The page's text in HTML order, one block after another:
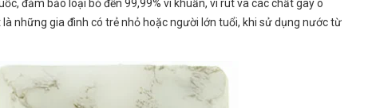
đảm bảo loại bỏ đến 99,99% vi khuẩn, vi rút và các chất gây ô
những gia đình có trẻ nhỏ hoặc người lớn tuổi, khi sử dụng nước từ